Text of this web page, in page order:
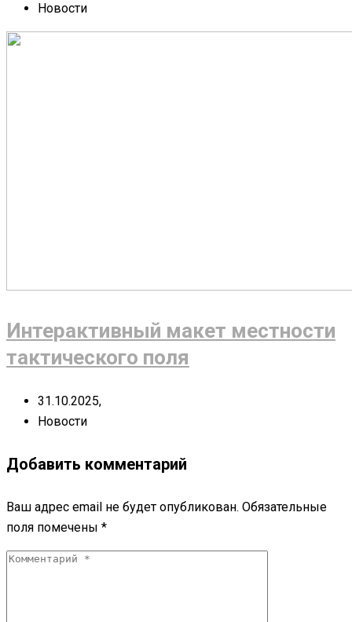
Новости
Интерактивный макет местности
тактического поля
31.10.2025,
Новости
Добавить комментарий
Ваш адрес email не будет опубликован. Обязательные
поля помечены *